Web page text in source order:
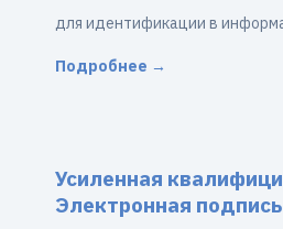
для идентификации в
Подробнее →
Усиленная
Электронная подпись